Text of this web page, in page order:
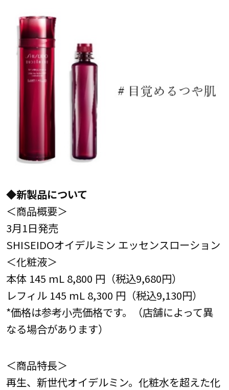
◆新製品について
＜商品概要＞
3月1日発売
SHISEIDOオイデルミン エッセンスローション
＜化粧液＞
本体 145 mL 8,800 円（税込9,680円）
レフィル 145 mL 8,300 円（税込9,130円）
*価格は参考小売価格です。（店舗によって異
なる場合があります）
＜商品特長＞
再生、新世代オイデルミン。化粧水を超えた化